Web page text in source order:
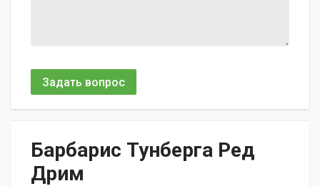
Задать вопрос
Барбарис Тунберга Ред
Дрим